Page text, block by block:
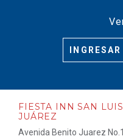
FIESTA INN SAN
JUÁREZ
Avenida Benito Juarez